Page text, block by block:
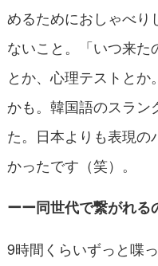
めるためにおしゃべり
ないこと。「いつ来た
とか、心理テストとか
かも。韓国語のスラン
た。日本よりも表現の
かったです（笑）。
ーー同世代で繋がれる
9時間くらいずっと喋